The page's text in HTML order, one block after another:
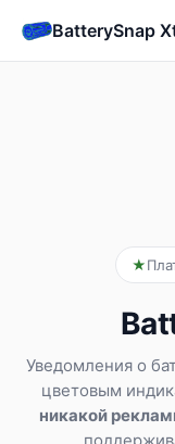
BatterySnap
Уведомления о
цветовым
никакой